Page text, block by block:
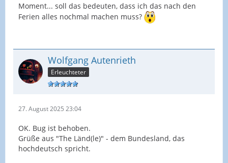
Moment... soll das bedeuten, dass ich das nach den
Ferien alles nochmal machen muss?
Wolfgang Autenrieth
Erleuchteter
27. August 2025 23:04
OK. Bug ist behoben.
Grüße aus "The Länd(le)" - dem Bundesland, das
hochdeutsch spricht.